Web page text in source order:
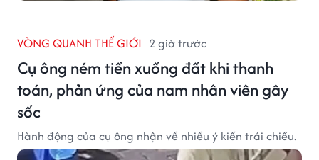
VÒNG QUANH THẾ GIỚI 2 giờ trước
Cụ ông ném tiền xuống đất khi thanh
toán, phản ứng của nam nhân viên gây
sốc
Hành động của cụ ông nhận về nhiều ý kiến trái chiều.